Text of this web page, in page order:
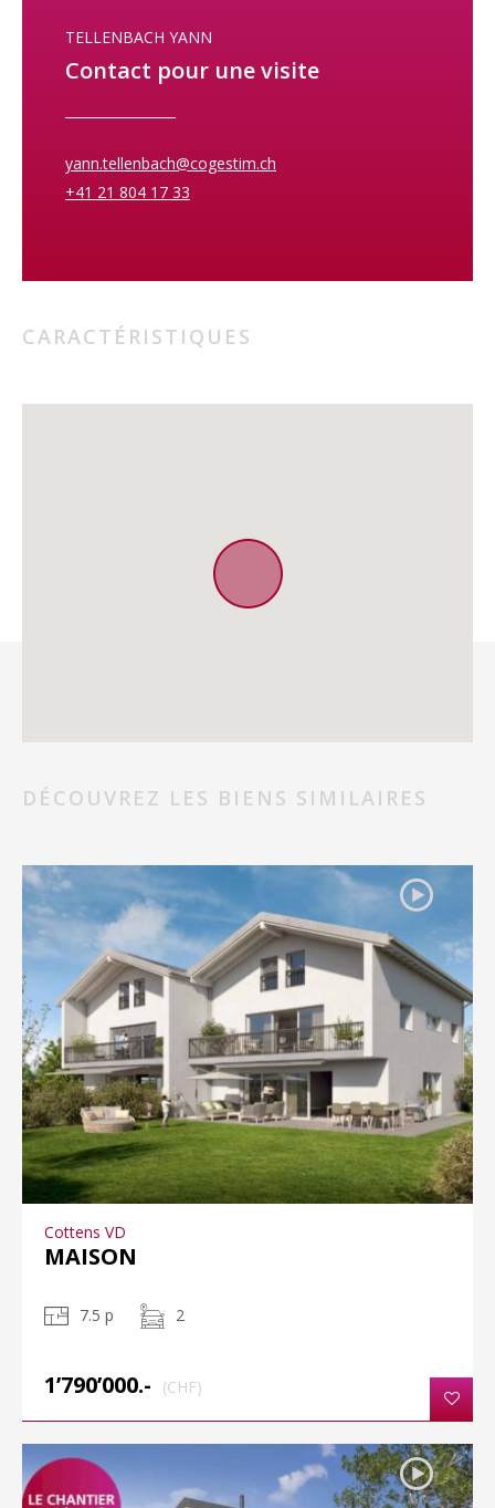
Au surplus, la règlementation communale en vigueur offre un
potentiel d’agrandissement intéressant, renforçant ainsi l’attrait
TELLENBACH YANN
Contact pour une visite
yann.tellenbach@cogestim.ch
+41 21 804 17 33
CARACTÉRISTIQUES
DÉCOUVREZ LES BIENS SIMILAIRES
Cottens VD
MAISON
7.5 p 2
1’790’000.- (CHF)